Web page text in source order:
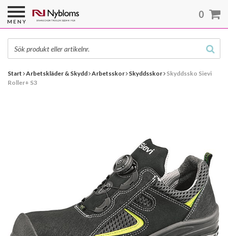
Start Arbetskläder & Skydd Arbetsskor Skyddsskor Skyddssko Sievi
Roller+ S3
MENY
0